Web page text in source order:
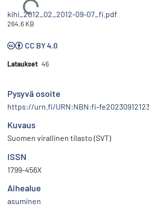
Ladataan...
kihi_2012_02_2012-09-07_fi.pdf
264.6 KB
CC BY 4.0
Lataukset 46
Pysyvä osoite
https://urn.fi/URN:NBN:fi-
Kuvaus
Suomen virallinen tilasto (SVT)
ISSN
1799-456X
Aihealue
asuminen